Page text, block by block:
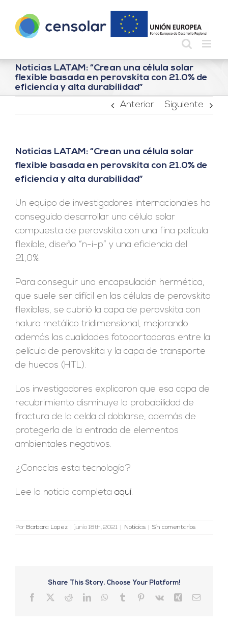
contenido
Noticias LATAM: “Crean una célula solar
flexible basada en perovskita con 21.0% de
eficiencia y alta durabilidad”
Anterior
Siguiente
Noticias LATAM: “Crean una célula solar
flexible basada en perovskita con 21.0% de
eficiencia y alta durabilidad”
Un equipo de investigadores internacionales ha
conseguido desarrollar una célula solar
compuesta de perovskita con una fina película
flexible, diseño “n-i-p” y una eficiencia del
21,0%.
Para conseguir una encapsulación hermética,
que suele ser difícil en las células de perovskita
flexibles, se cubrió la capa de perovskita con
haluro metálico tridimensional, mejorando
además las cualidades fotoportadoras entre la
película de perovskita y la capa de transporte
de huecos (HTL).
Los investigadores explicaron que esa capa de
recubrimiento disminuye la probabilidad de
fractura de la celda al doblarse, además de
protegerla de la entrada de elementos
ambientales negativos.
¿Conocías esta tecnología?
Lee la noticia completa aquí.
Por Barbara Lopez junio 18th, 2021 Noticias Sin comentarios
Share This Story, Choose Your Platform!
Facebook RedditLinkedInWhatsApp
Tumblr Pinterest
Vk Xing Correo